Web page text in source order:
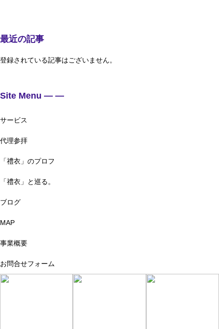
最近の記事
登録されている記事はございません。
Site Menu — —
サービス
代理参拝
「禮衣」のプロフ
「禮衣」と巡る。
ブログ
MAP
事業概要
お問合せフォーム